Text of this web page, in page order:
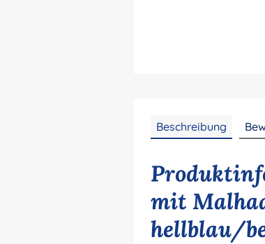
Beschreibung
mit
hellblau/